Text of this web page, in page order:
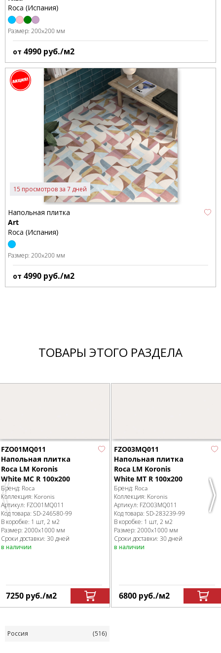
Roca (Испания)
Размер: 200x200 мм
от 4990 руб./м2
15 просмотров за 7 дней
Напольная плитка
Art
Roca (Испания)
Размер: 200x200 мм
от 4990 руб./м2
ТОВАРЫ ЭТОГО РАЗДЕЛА
Previous
FZO01MQ011
Напольная плитка
Roca LM Koronis
White MC R 100x200
Бренд: Roca
Коллекция: Koronis
Артикул: FZO01MQ011
Код товара: SD-246580-99
В коробке: 1 шт, 2 м2
Размер: 2000x1000 мм
Сроки доставки: 30 дней
в наличии
7250 руб./м2
FZO03MQ011
Напольная плитка
Roca LM Koronis
White MT R 100x200
Бренд: Roca
Коллекция: Koronis
Артикул: FZO03MQ011
Код товара: SD-283239-99
В коробке: 1 шт, 2 м2
Размер: 2000x1000 мм
Сроки доставки: 30 дней
в наличии
6800 руб./м2
Россия (516)